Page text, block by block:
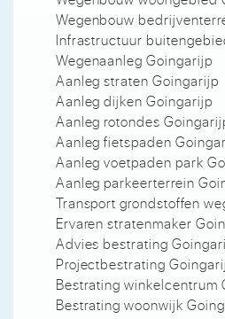
Wegenbouw
Infrastructuur
Wegenaanleg Goingarijp
Aanleg straten Goingarijp
Aanleg dijken Goingarijp
Aanleg rotondes
Aanleg fietspaden
Aanleg voetpaden park
Aanleg parkeerterrein
Transport grondstoffen
Ervaren stratenmaker
Advies bestrating
Projectbestrating
Bestrating winkelcentrum
Bestrating woonwijk